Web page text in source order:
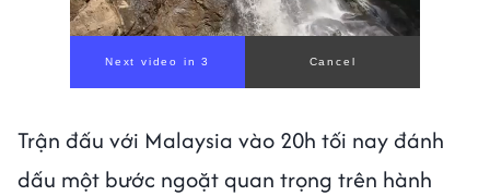
Trận đấu với Malaysia vào 20h tối nay đánh
dấu một bước ngoặt quan trọng trên hành